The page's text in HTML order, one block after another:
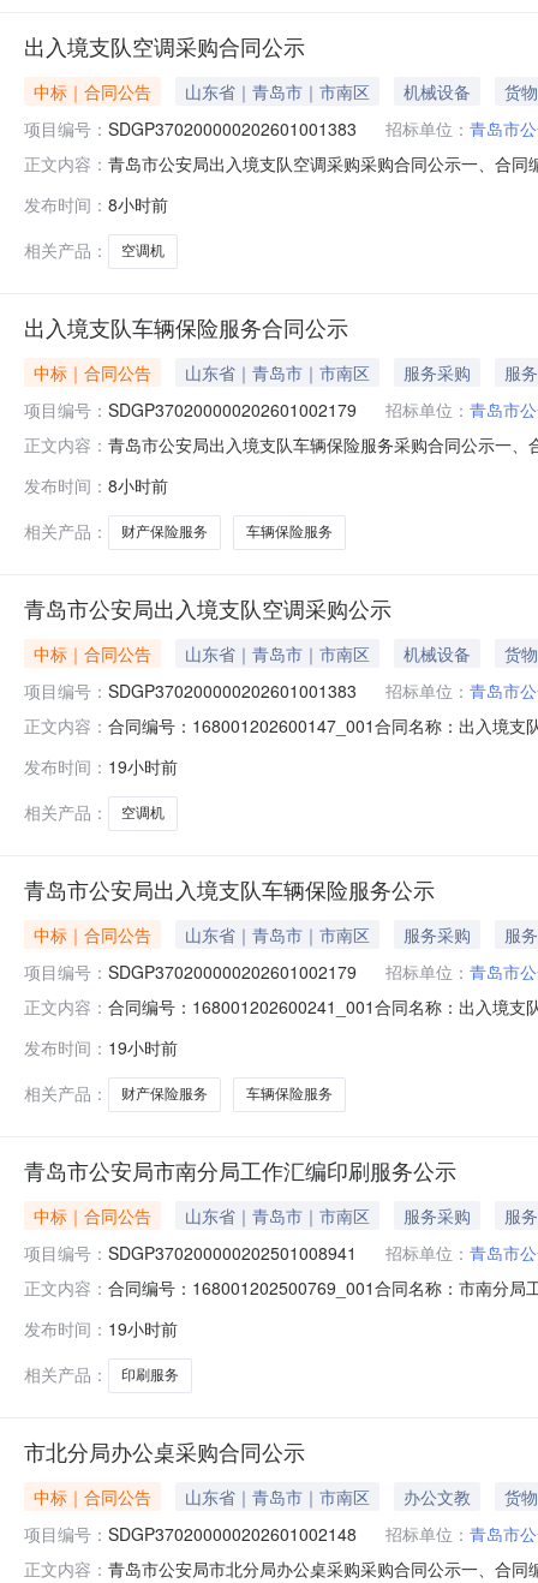
出入境支队空调采购合同公示
中标｜合同公告 山东省｜青岛市｜市南区 机械设备
货物
项目编号： SDGP370200000202601001383 招标单位： 青岛市
正文内容： 青岛市公安局出入境支队空调采购采购合同公示一、合
司地址：青岛市城阳区凤岗路66-54号联系方式：
发布时间： 8小时前
相关产品：
空调机
出入境支队车辆保险服务合同公示
中标｜合同公告 山东省｜青岛市｜市南区 服务采购
服务
项目编号： SDGP370200000202601002179 招标单位： 青岛市
正文内容： 青岛市公安局出入境支队车辆保险服务采购合同公示一
（乙方）：紫金财产保险股份有限公司青岛分公司地址
服
发布时间： 8小时前
相关产品：
财产保险服务 车辆保险服务
青岛市公安局出入境支队空调采购公示
中标｜合同公告 山东省｜青岛市｜市南区 机械设备
货物
项目编号： SDGP370200000202601001383 招标单位： 青岛市
正文内容： 合同编号：168001202600147_001合同名称：出入境
2026-08-06合同金额：0.5976万元主要标的名称：空调
发布时间： 19小时前
相关产品：
空调机
青岛市公安局出入境支队车辆保险服务公示
中标｜合同公告 山东省｜青岛市｜市南区 服务采购
服务
项目编号： SDGP370200000202601002179 招标单位： 青岛市
正文内容： 合同编号：168001202600241_001合同名称：出入境
户联系方式：18369396934合同签订日期：2026-08-06
发布时间： 19小时前
相关产品：
财产保险服务 车辆保险服务
青岛市公安局市南分局工作汇编印刷服务公示
中标｜合同公告 山东省｜青岛市｜市南区 服务采购
服务
项目编号： SDGP370200000202501008941 招标单位： 青岛市
正文内容： 合同编号：168001202500769_001合同名称：市南分
13658665976合同签订日期：2025-12-16合同金额：
发布时间： 19小时前
相关产品：
印刷服务
市北分局办公桌采购合同公示
中标｜合同公告 山东省｜青岛市｜市南区 办公文教
货物
项目编号： SDGP370200000202601002148 招标单位： 青岛市
正文内容： 青岛市公安局市北分局办公桌采购采购合同公示一、合